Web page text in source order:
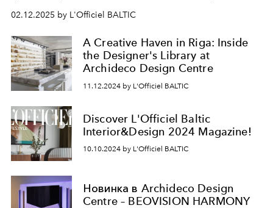
участие в конкурсе. Создайте визуализацию
гостиной, в которой аудио- и видеотехника
Olufsenгармонично вписывается в интерьер.
Продемонстрируйте свой уникальный стиль и
подход и получите шанс выиграть поездку в штаб-
квартируBang & Olufsen
в Дании, а также
02.12.2025 by L'Officiel BALTIC
A Creative Haven in Riga: Inside
the Designer's Library at
Archideco Design Centre
11.12.2024 by L'Officiel BALTIC
Discover L'Officiel Baltic
Interior&Design 2024 Magazine!
10.10.2024 by L'Officiel BALTIC
Новинка в Archideco Design
Centre – BEOVISION HARMONY